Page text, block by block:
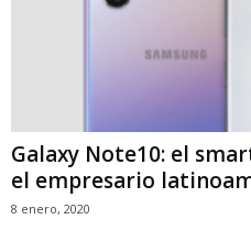
Galaxy Note10: el
el empresario
8 enero, 2020